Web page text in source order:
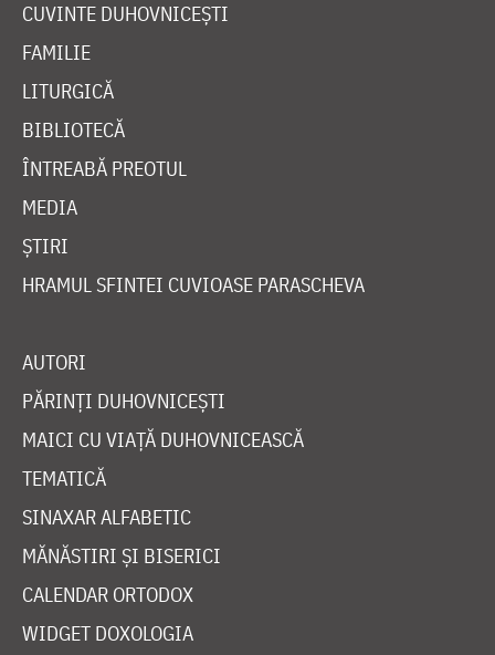
CUVINTE DUHOVNICEȘTI
FAMILIE
LITURGICĂ
BIBLIOTECĂ
ÎNTREABĂ PREOTUL
MEDIA
ȘTIRI
HRAMUL SFINTEI CUVIOASE PARASCHEVA
AUTORI
PĂRINȚI DUHOVNICEȘTI
MAICI CU VIAȚĂ DUHOVNICEASCĂ
TEMATICĂ
SINAXAR ALFABETIC
MĂNĂSTIRI ȘI BISERICI
CALENDAR ORTODOX
WIDGET DOXOLOGIA